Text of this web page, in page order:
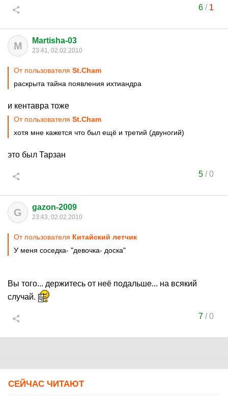
6/ 1
M Martisha-03
23:41, 02.02.2010
От пользователя St.Cham
раскрыта тайна появления ихтиандра
и кентавра тоже
От пользователя St.Cham
хотя мне кажется что был ещё и третий (двуногий)
это был Тарзан
5/0
G gazon-2009
23:43, 02.02.2010
От пользователя Китайский летчик
У меня соседка- "девочка- доска"
Вы того... держитесь от неё подальше... на всякий
случай.
7/0
СЕЙЧАС ЧИТАЮТ